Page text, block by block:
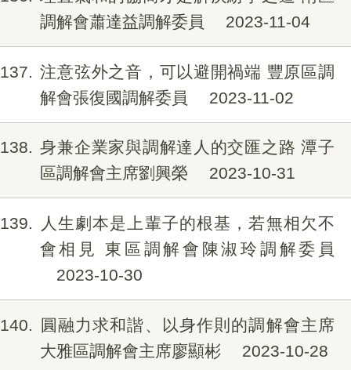
調解會蕭達益調解委員
2023-11-04
137
注意弦外之音，可以避開禍端 豐原區調
解會張復國調解委員
2023-11-02
138
身兼企業家與調解達人的交匯之路 潭子
區調解會主席劉興榮
2023-10-31
139
人生劇本是上輩子的根基，若無相欠不
會相見 東區調解會陳淑玲調解委員
2023-10-30
140
圓融力求和諧、以身作則的調解會主席
大雅區調解會主席廖顯彬
2023-10-28